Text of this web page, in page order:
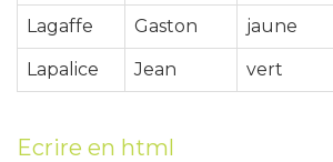
Lagaffe Gaston jaune
Lapalice Jean vert
Ecrire en html